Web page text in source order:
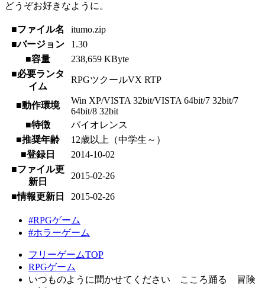
どうぞお好きなように。
■ファイル名
itumo.zip
■バージョン
1.30
■容量
238,659 KByte
■必要ランタ
イム
RPGツクールVX RTP
■動作環境
Win XP/VISTA 32bit/VISTA 64bit/7 32bit/7
64bit/8 32bit
■特徴
バイオレンス
■推奨年齢
12歳以上（中学生～）
■登録日
2014-10-02
■ファイル更
新日
2015-02-26
■情報更新日 2015-02-26
#RPGゲーム
#ホラーゲーム
フリーゲームTOP
RPGゲーム
いつものように聞かせてください こころ踊る 冒険